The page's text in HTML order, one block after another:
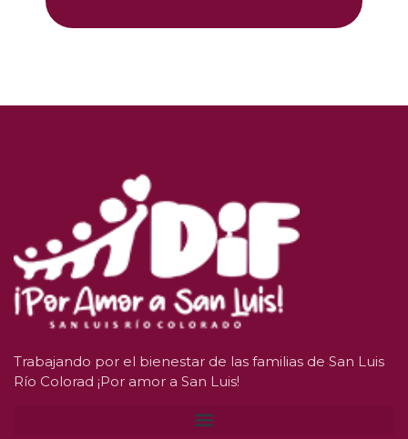
Trabajando por el bienestar de las familias de San Luis
Río Colorad ¡Por amor a San Luis!